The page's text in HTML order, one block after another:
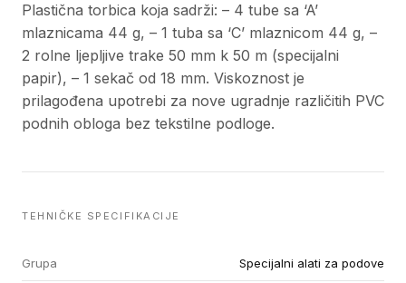
Plastična torbica koja sadrži: – 4 tube sa ‘A’
mlaznicama 44 g, – 1 tuba sa ‘C’ mlaznicom 44 g, –
2 rolne ljepljive trake 50 mm k 50 m (specijalni
papir), – 1 sekač od 18 mm. Viskoznost je
prilagođena upotrebi za nove ugradnje različitih PVC
podnih obloga bez tekstilne podloge.
TEHNIČKE SPECIFIKACIJE
Grupa Specijalni alati za podove